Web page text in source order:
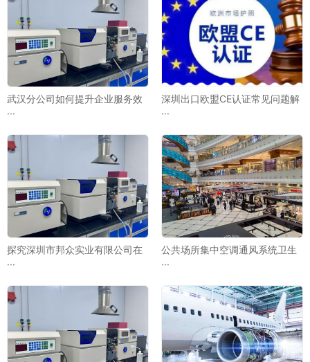
武汉分公司如何提升企业服务效
···
深圳出口欧盟CE认证常见问题解
···
探究深圳市邦众实业有限公司在
···
公共场所集中空调通风系统卫生
···